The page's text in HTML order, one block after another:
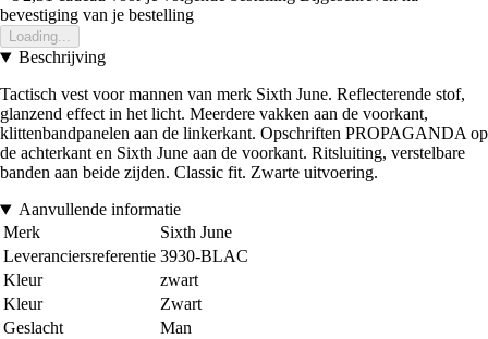
bevestiging van je bestelling
Loading...
Beschrijving
Tactisch vest voor mannen van merk Sixth June. Reflecterende stof,
glanzend effect in het licht. Meerdere vakken aan de voorkant,
klittenbandpanelen aan de linkerkant. Opschriften PROPAGANDA op
de achterkant en Sixth June aan de voorkant. Ritsluiting, verstelbare
banden aan beide zijden. Classic fit. Zwarte uitvoering.
Aanvullende informatie
Merk
Sixth June
Leveranciersreferentie 3930-BLAC
Kleur
zwart
Kleur
Zwart
Geslacht
Man